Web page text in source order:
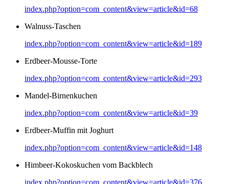
index.php?option=com_content&view=article&id=68
Walnuss-Taschen
index.php?option=com_content&view=article&id=189
Erdbeer-Mousse-Torte
index.php?option=com_content&view=article&id=293
Mandel-Birnenkuchen
index.php?option=com_content&view=article&id=39
Erdbeer-Muffin mit Joghurt
index.php?option=com_content&view=article&id=148
Himbeer-Kokoskuchen vom Backblech